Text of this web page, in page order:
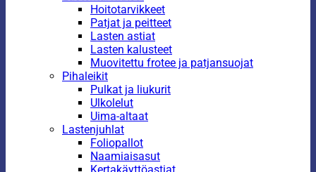
Hoitotarvikkeet
Patjat ja peitteet
Lasten astiat
Lasten kalusteet
Muovitettu frotee ja patjansuojat
Pihaleikit
Pulkat ja liukurit
Ulkolelut
Uima-altaat
Lastenjuhlat
Foliopallot
Naamiaisasut